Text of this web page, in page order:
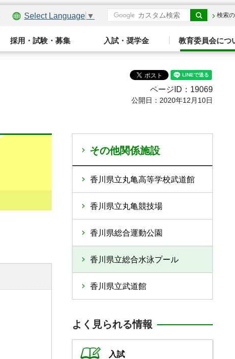
Select Language ▼ 検索
採用・試験・募集 入試・奨学金 教育委員会につ
ページID：19069
公開日：2020年12月10日
その他関係施設
香川県立丸亀高等学校武道館
香川県立丸亀競技場
香川県総合運動公園
香川県立総合水泳プール
香川県立武道館
よく見られる情報
入試